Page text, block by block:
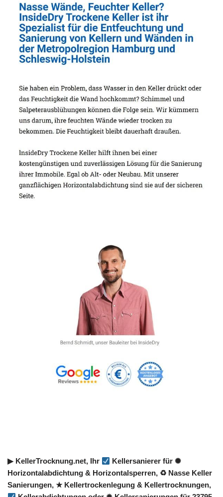
▶︎ KellerTrocknung.net, Ihr
Kellersanierer für ✺
Horizontalabdichtung & Horizontalsperren, ♻ Nasse Keller
Sanierungen, ★ Kellertrockenlegung & Kellertrocknungen,